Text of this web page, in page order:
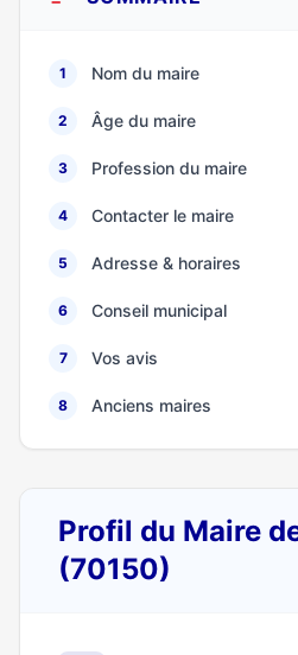
1 Nom du maire
2 Âge du maire
3 Profession du maire
4 Contacter le maire
5 Adresse & horaires
6 Conseil municipal
7 Vos avis
8 Anciens maires
Profil du Maire
(70150)